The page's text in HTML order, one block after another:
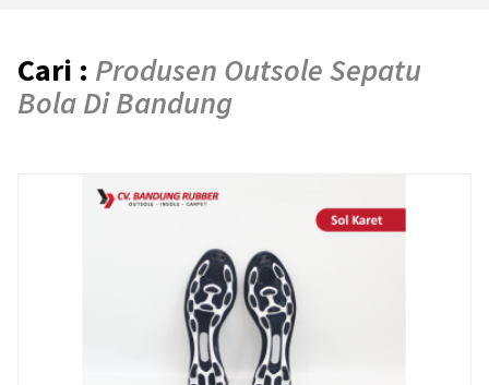
Cari : Produsen Outsole Sepatu
Bola Di Bandung